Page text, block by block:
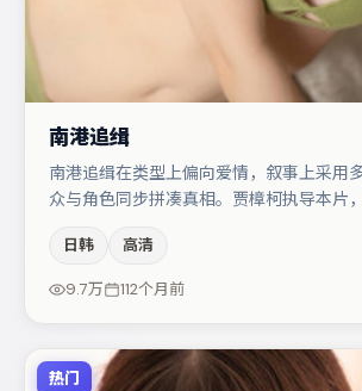
南港追缉
南港追缉在类型上偏向爱情，叙事上采用
众与角色同步拼凑真相。贾樟柯执导本片
村拓哉的对手戏构成全片情感锚点，张颂
动谜题层层揭开。整体完成度较高，适合
日韩 高清
9.7万 112个月前
热门